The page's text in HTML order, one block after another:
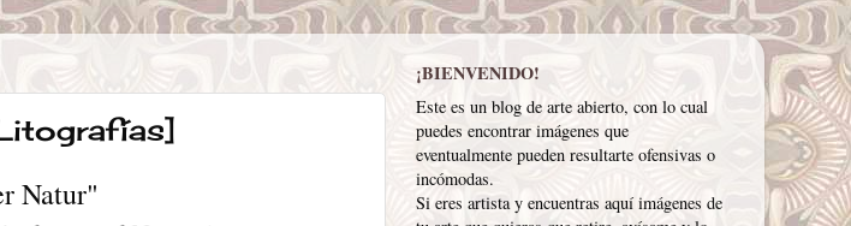
Natur"
¡BIENVENIDO!
Este es un blog de arte abierto, con lo cual
puedes encontrar imágenes que
eventualmente pueden resultarte ofensivas o
incómodas.
Si eres artista y encuentras aquí imágenes de